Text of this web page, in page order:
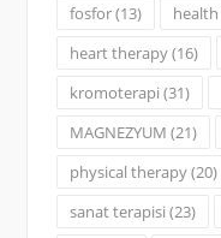
fosfor(13) health
heart therapy(16)
kromoterapi (31)
MAGNEZYUM (21)
physical therapy(20)
sanat terapisi (23)